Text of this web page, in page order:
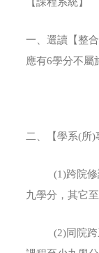
一、選讀【整
應有6學分不屬
二、【學系(所
(1)跨院修讀
九學分，其它
(2)同院跨系(